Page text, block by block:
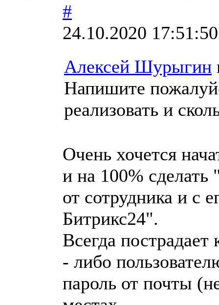
#
24.10.2020 17:51:50
Алексей Шурыгин
Напишите
реализовать и
Очень хочется
и на 100% сделать
от сотрудника и с
Битрикс24".
Всегда пострадает
- либо
пароль от почты